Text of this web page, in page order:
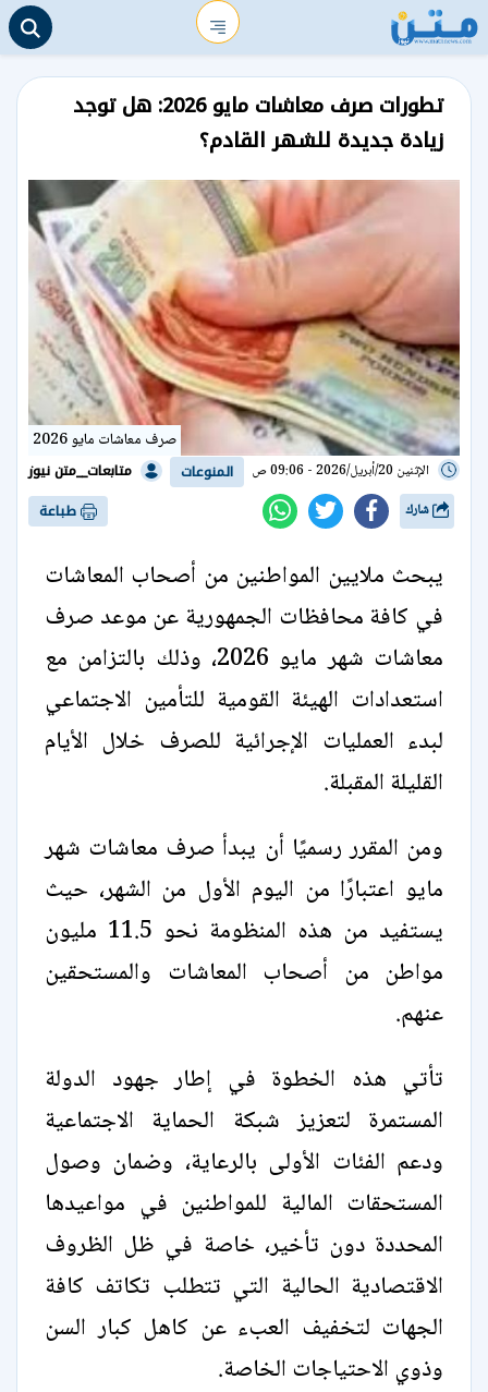
تطورات صرف معاشات مايو 2026: هل توجد
زيادة جديدة للشهر القادم؟
صرف معاشات مايو 2026
الإثنين 20/أبريل/2026 - 09:06 ص المنوعات متابعات__متن نيوز
طباعة
يبحث ملايين المواطنين من أصحاب المعاشات
في كافة محافظات الجمهورية عن موعد صرف
معاشات شهر مايو 2026، وذلك بالتزامن مع
استعدادات الهيئة القومية للتأمين الاجتماعي
لبدء العمليات الإجرائية للصرف خلال الأيام
القليلة المقبلة.
ومن المقرر رسميًا أن يبدأ صرف معاشات شهر
مايو اعتبارًا من اليوم الأول من الشهر، حيث
يستفيد من هذه المنظومة نحو 11.5 مليون
مواطن من أصحاب المعاشات والمستحقين
عنهم.
تأتي هذه الخطوة في إطار جهود الدولة
المستمرة لتعزيز شبكة الحماية الاجتماعية
ودعم الفئات الأولى بالرعاية، وضمان وصول
المستحقات المالية للمواطنين في مواعيدها
المحددة دون تأخير، خاصة في ظل الظروف
الاقتصادية الحالية التي تتطلب تكاتف كافة
الجهات لتخفيف العبء عن كاهل كبار السن
وذوي الاحتياجات الخاصة.